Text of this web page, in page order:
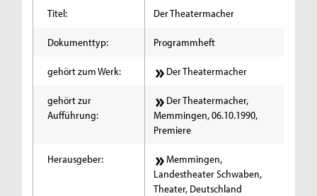
Titel: Der Theatermacher
Dokumenttyp: Programmheft
gehört zum Werk: Der Theatermacher
gehört zur
Aufführung:
Der Theatermacher,
Memmingen, 06.10.1990,
Premiere
Herausgeber:
Memmingen,
Landestheater Schwaben,
Theater, Deutschland